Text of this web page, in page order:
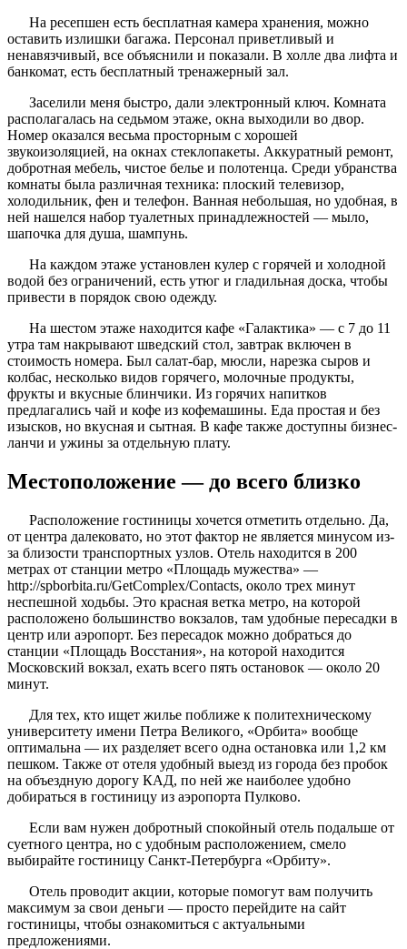
На ресепшен есть бесплатная камера хранения, можно
оставить излишки багажа. Персонал приветливый и
ненавязчивый, все объяснили и показали. В холле два лифта и
банкомат, есть бесплатный тренажерный зал.
Заселили меня быстро, дали электронный ключ. Комната
располагалась на седьмом этаже, окна выходили во двор.
Номер оказался весьма просторным с хорошей
звукоизоляцией, на окнах стеклопакеты. Аккуратный ремонт,
добротная мебель, чистое белье и полотенца. Среди убранства
комнаты была различная техника: плоский телевизор,
холодильник, фен и телефон. Ванная небольшая, но удобная, в
ней нашелся набор туалетных принадлежностей — мыло,
шапочка для душа, шампунь.
На каждом этаже установлен кулер с горячей и холодной
водой без ограничений, есть утюг и гладильная доска, чтобы
привести в порядок свою одежду.
На шестом этаже находится кафе «Галактика» — с 7 до 11
утра там накрывают шведский стол, завтрак включен в
стоимость номера. Был салат-бар, мюсли, нарезка сыров и
колбас, несколько видов горячего, молочные продукты,
фрукты и вкусные блинчики. Из горячих напитков
предлагались чай и кофе из кофемашины. Еда простая и без
изысков, но вкусная и сытная. В кафе также доступны бизнес-
ланчи и ужины за отдельную плату.
Местоположение — до всего близко
Расположение гостиницы хочется отметить отдельно. Да,
от центра далековато, но этот фактор не является минусом из-
за близости транспортных узлов. Отель находится в 200
метрах от станции метро «Площадь мужества» —
http://spborbita.ru/GetComplex/Contacts, около трех минут
неспешной ходьбы. Это красная ветка метро, на которой
расположено большинство вокзалов, там удобные пересадки в
центр или аэропорт. Без пересадок можно добраться до
станции «Площадь Восстания», на которой находится
Московский вокзал, ехать всего пять остановок — около 20
минут.
Для тех, кто ищет жилье поближе к политехническому
университету имени Петра Великого, «Орбита» вообще
оптимальна — их разделяет всего одна остановка или 1,2 км
пешком. Также от отеля удобный выезд из города без пробок
на объездную дорогу КАД, по ней же наиболее удобно
добираться в гостиницу из аэропорта Пулково.
Если вам нужен добротный спокойный отель подальше от
суетного центра, но с удобным расположением, смело
выбирайте гостиницу Санкт-Петербурга «Орбиту».
Отель проводит акции, которые помогут вам получить
максимум за свои деньги — просто перейдите на сайт
гостиницы, чтобы ознакомиться с актуальными
предложениями.